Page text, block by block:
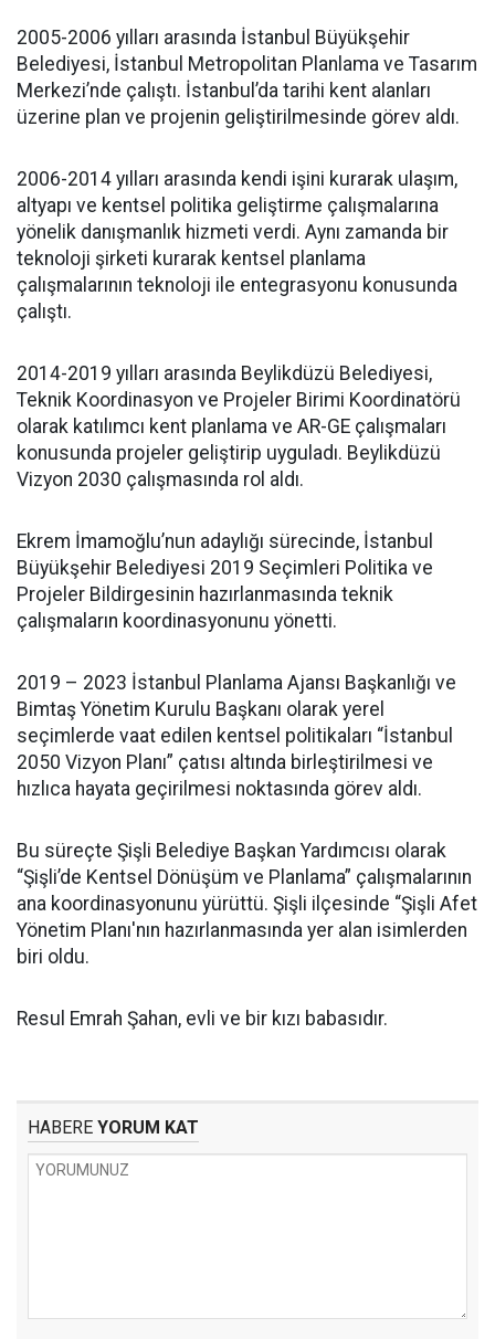
2005-2006 yılları arasında İstanbul Büyükşehir
Belediyesi, İstanbul Metropolitan Planlama ve Tasarım
Merkezi’nde çalıştı. İstanbul’da tarihi kent alanları
üzerine plan ve projenin geliştirilmesinde görev aldı.
2006-2014 yılları arasında kendi işini kurarak ulaşım,
altyapı ve kentsel politika geliştirme çalışmalarına
yönelik danışmanlık hizmeti verdi. Aynı zamanda bir
teknoloji şirketi kurarak kentsel planlama
çalışmalarının teknoloji ile entegrasyonu konusunda
çalıştı.
2014-2019 yılları arasında Beylikdüzü Belediyesi,
Teknik Koordinasyon ve Projeler Birimi Koordinatörü
olarak katılımcı kent planlama ve AR-GE çalışmaları
konusunda projeler geliştirip uyguladı. Beylikdüzü
Vizyon 2030 çalışmasında rol aldı.
Ekrem İmamoğlu’nun adaylığı sürecinde, İstanbul
Büyükşehir Belediyesi 2019 Seçimleri Politika ve
Projeler Bildirgesinin hazırlanmasında teknik
çalışmaların koordinasyonunu yönetti.
2019 – 2023 İstanbul Planlama Ajansı Başkanlığı ve
Bimtaş Yönetim Kurulu Başkanı olarak yerel
seçimlerde vaat edilen kentsel politikaları “İstanbul
2050 Vizyon Planı” çatısı altında birleştirilmesi ve
hızlıca hayata geçirilmesi noktasında görev aldı.
Bu süreçte Şişli Belediye Başkan Yardımcısı olarak
“Şişli’de Kentsel Dönüşüm ve Planlama” çalışmalarının
ana koordinasyonunu yürüttü. Şişli ilçesinde “Şişli Afet
Yönetim Planı'nın hazırlanmasında yer alan isimlerden
biri oldu.
Resul Emrah Şahan, evli ve bir kızı babasıdır.
HABERE YORUM KAT